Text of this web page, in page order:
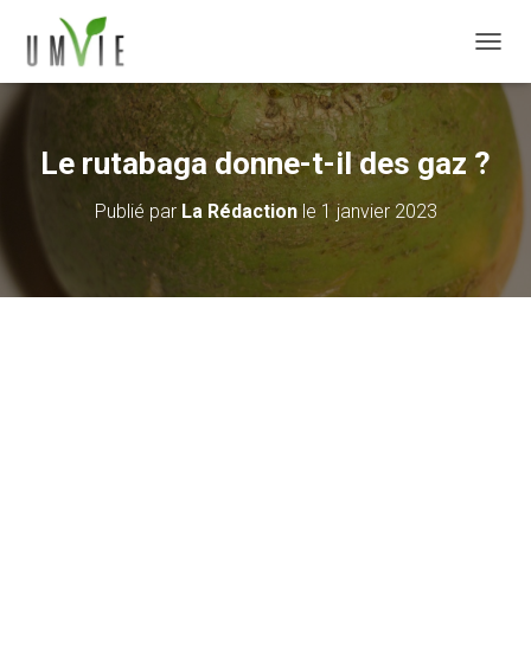
Le rutabaga donne-t-il des gaz ?
Publié par La Rédactionle 1 janvier 2023